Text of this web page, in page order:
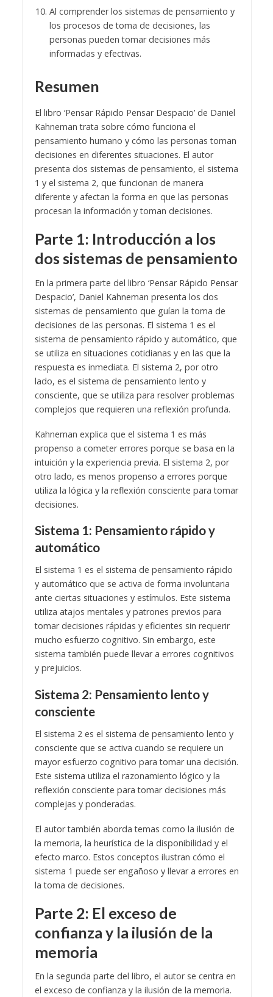
Al comprender los sistemas de pensamiento y
los procesos de toma de decisiones, las
personas pueden tomar decisiones más
informadas y efectivas.
Resumen
El libro ‘Pensar Rápido Pensar Despacio’ de Daniel
Kahneman trata sobre cómo funciona el
pensamiento humano y cómo las personas toman
decisiones en diferentes situaciones. El autor
presenta dos sistemas de pensamiento, el sistema
1 y el sistema 2, que funcionan de manera
diferente y afectan la forma en que las personas
procesan la información y toman decisiones.
Parte 1: Introducción a los
dos sistemas de pensamiento
En la primera parte del libro ‘Pensar Rápido Pensar
Despacio’, Daniel Kahneman presenta los dos
sistemas de pensamiento que guían la toma de
decisiones de las personas. El sistema 1 es el
sistema de pensamiento rápido y automático, que
se utiliza en situaciones cotidianas y en las que la
respuesta es inmediata. El sistema 2, por otro
lado, es el sistema de pensamiento lento y
consciente, que se utiliza para resolver problemas
complejos que requieren una reflexión profunda.
Kahneman explica que el sistema 1 es más
propenso a cometer errores porque se basa en la
intuición y la experiencia previa. El sistema 2, por
otro lado, es menos propenso a errores porque
utiliza la lógica y la reflexión consciente para tomar
decisiones.
Sistema 1: Pensamiento rápido y
automático
El sistema 1 es el sistema de pensamiento rápido
y automático que se activa de forma involuntaria
ante ciertas situaciones y estímulos. Este sistema
utiliza atajos mentales y patrones previos para
tomar decisiones rápidas y eficientes sin requerir
mucho esfuerzo cognitivo. Sin embargo, este
sistema también puede llevar a errores cognitivos
y prejuicios.
Sistema 2: Pensamiento lento y
consciente
El sistema 2 es el sistema de pensamiento lento y
consciente que se activa cuando se requiere un
mayor esfuerzo cognitivo para tomar una decisión.
Este sistema utiliza el razonamiento lógico y la
reflexión consciente para tomar decisiones más
complejas y ponderadas.
El autor también aborda temas como la ilusión de
la memoria, la heurística de la disponibilidad y el
efecto marco. Estos conceptos ilustran cómo el
sistema 1 puede ser engañoso y llevar a errores en
la toma de decisiones.
Parte 2: El exceso de
confianza y la ilusión de la
memoria
En la segunda parte del libro, el autor se centra en
el exceso de confianza y la ilusión de la memoria.